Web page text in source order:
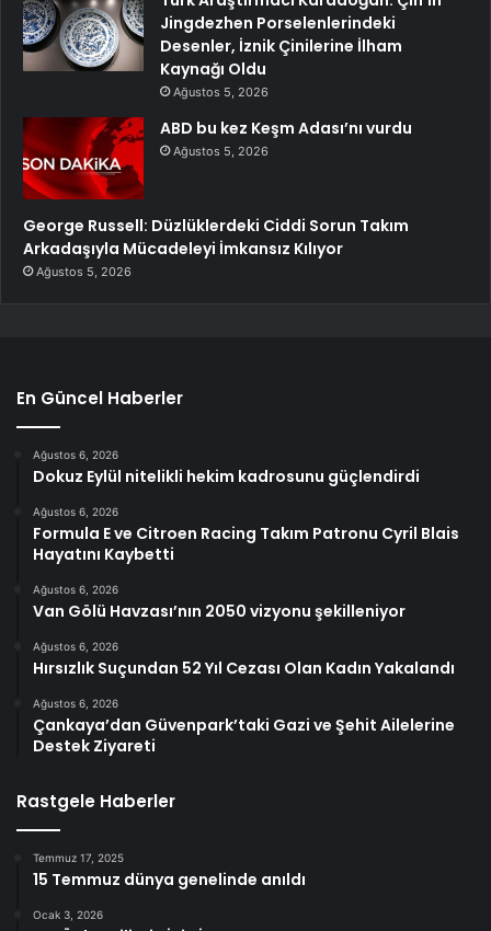
Jingdezhen Porselenlerindeki
Desenler, İznik Çinilerine İlham
Kaynağı Oldu
Ağustos 5, 2026
ABD bu kez Keşm Adası’nı vurdu
Ağustos 5, 2026
George Russell: Düzlüklerdeki Ciddi Sorun Takım
Arkadaşıyla Mücadeleyi İmkansız Kılıyor
Ağustos 5, 2026
En Güncel Haberler
Ağustos 6, 2026
Dokuz Eylül nitelikli hekim kadrosunu güçlendirdi
Ağustos 6, 2026
Formula E ve Citroen Racing Takım Patronu Cyril Blais
Hayatını Kaybetti
Ağustos 6, 2026
Van Gölü Havzası’nın 2050 vizyonu şekilleniyor
Ağustos 6, 2026
Hırsızlık Suçundan 52 Yıl Cezası Olan Kadın Yakalandı
Ağustos 6, 2026
Çankaya’dan Güvenpark’taki Gazi ve Şehit Ailelerine
Destek Ziyareti
Rastgele Haberler
Temmuz 17, 2025
15 Temmuz dünya genelinde anıldı
Ocak 3, 2026